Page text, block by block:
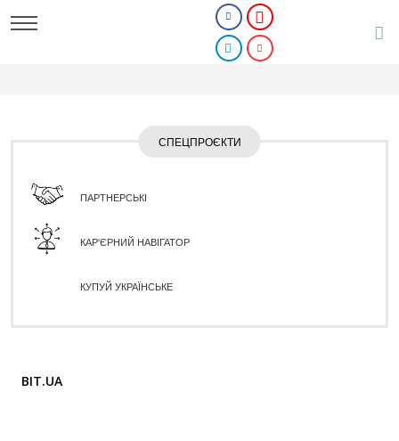
СПЕЦПРОЄКТИ
ПАРТНЕРСЬКІ
КАР'ЄРНИЙ НАВІГАТОР
КУПУЙ УКРАЇНСЬКЕ
BIT.UA